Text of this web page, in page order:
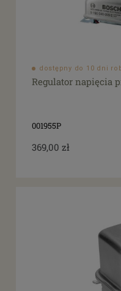
dostępny do 10 dni
Regulator napięcia
001955P
369,00 zł